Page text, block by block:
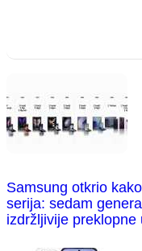
Samsung otkrio
serija: sedam
izdržljivije preklopne